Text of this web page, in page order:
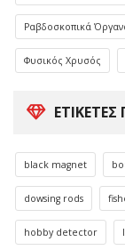
Ραβδοσκοπικά
Φυσικός Χρυσός
black magnet
dowsing rods
hobby detector